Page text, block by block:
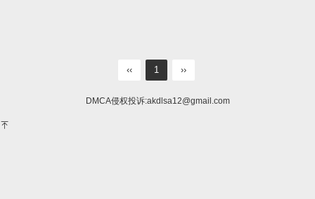
‹‹ 1 ››
DMCA侵权投诉:akdlsa12@gmail.com